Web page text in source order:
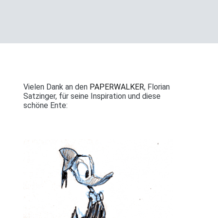
Vielen Dank an den PAPERWALKER, Florian
Satzinger, für seine Inspiration und diese
schöne Ente: